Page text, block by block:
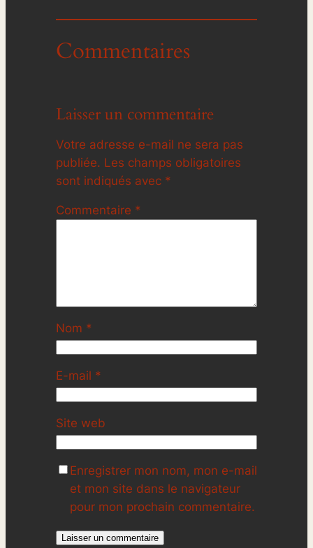
Commentaires
Laisser un commentaire
Votre adresse e-mail ne sera pas
publiée. Les champs obligatoires
sont indiqués avec *
Commentaire *
Nom *
E-mail *
Site web
Enregistrer mon nom, mon e-mail
et mon site dans le navigateur
pour mon prochain commentaire.